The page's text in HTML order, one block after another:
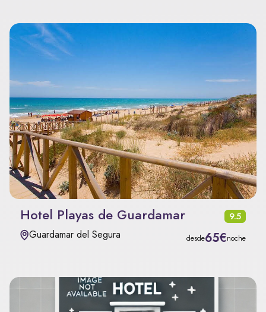
Hotel Playas de Guardamar 9.5
Guardamar del Segura desde65€noche